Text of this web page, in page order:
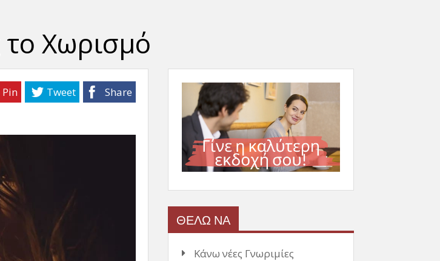
το Χωρισμό
Share
Tweet
Pin
ΘΕΛΩ ΝΑ
Κάνω νέες Γνωριμίες